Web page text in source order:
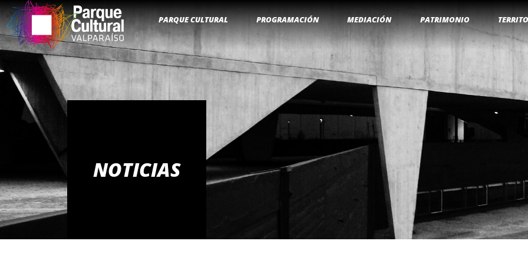
PARQUE CULTURAL PROGRAMACIÓN MEDIACIÓN PATRIMONIO
NOTICIAS